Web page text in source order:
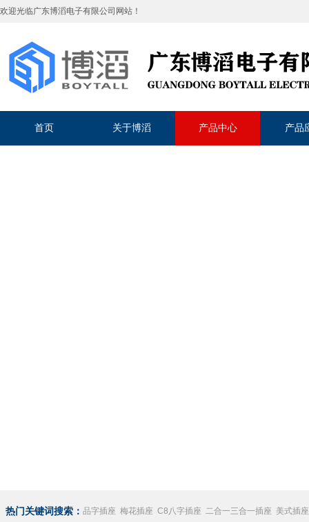
欢迎光临广东博滔电子有限公司 网站！
首页 关于博滔 产品中心 产品
热门关键词搜索： 品字插座 梅花插座 C8八字插座 二合一三合一插座 美式插座